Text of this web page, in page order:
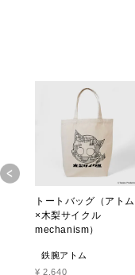
トートバッグ（アトム
×木梨サイクル
mechanism）
鉄腕アトム
¥ 2,640